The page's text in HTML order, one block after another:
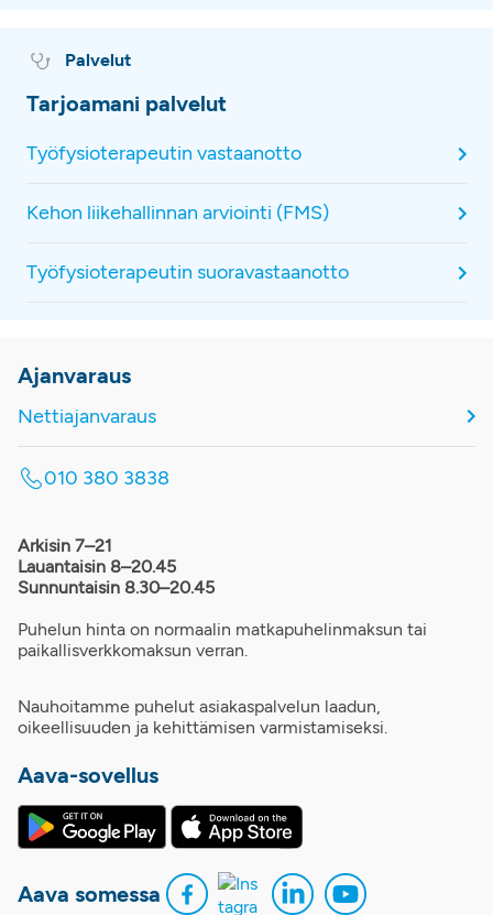
Palvelut
Tarjoamani palvelut
Työfysioterapeutin vastaanotto
Kehon liikehallinnan arviointi (FMS)
Työfysioterapeutin suoravastaanotto
Ajanvaraus
Nettiajanvaraus
010 380 3838
Arkisin 7–21
Lauantaisin 8–20.45
Sunnuntaisin 8.30–20.45
Puhelun hinta on normaalin matkapuhelinmaksun tai
paikallisverkkomaksun verran.
Nauhoitamme puhelut asiakaspalvelun laadun,
oikeellisuuden ja kehittämisen varmistamiseksi.
Aava-sovellus
Aava somessa